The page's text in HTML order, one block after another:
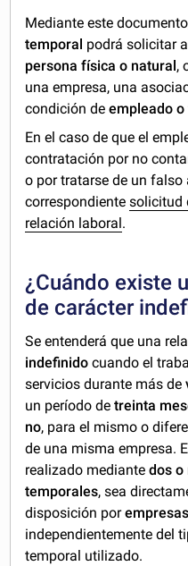
Mediante este
temporal podrá solicitar
persona física o natural ,
una empresa, una
condición deempleado
En el caso de que el
contratación por no
o por tratarse de un falso
correspondientesolicitud
relación laboral .
¿Cuándo existe
de carácter
Se entenderá que una
indefinido cuando el
servicios durante más de
un período detreinta
no, para el mismo o
de una misma empresa.
realizado mediante dos o
temporales, sea
disposición por
independientemente del
temporal utilizado.